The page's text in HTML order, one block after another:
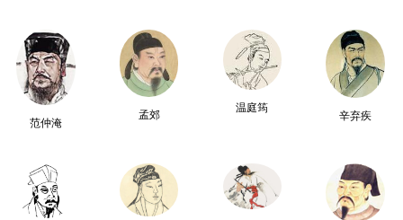
范仲淹
孟郊
温庭筠
辛弃疾